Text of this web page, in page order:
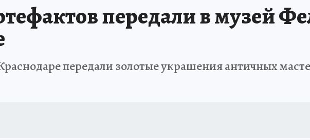
передали в музей
передали золотые украшения античных